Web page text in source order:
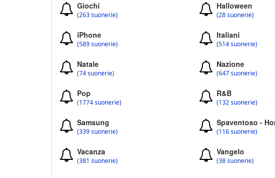
Giochi
(263 suonerie)
Halloween
(28 suonerie)
iPhone
(589 suonerie)
Italiani
(514 suonerie)
Natale
(74 suonerie)
Nazione
(647 suonerie)
Pop
(1774 suonerie)
R&B
(132 suonerie)
Samsung
(339 suonerie)
Spaventoso -
(116 suonerie)
Vacanza
(381 suonerie)
Vangelo
(38 suonerie)